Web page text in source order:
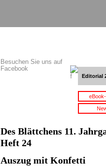
Besuchen Sie uns auf
Facebook
Editorial
Des Blättchens 11.
Heft 24
Auszug mit Konfetti